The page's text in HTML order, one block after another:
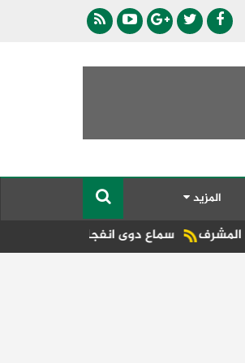
المزيد
سماع دوى انفجارين فى مضيق هرمز..